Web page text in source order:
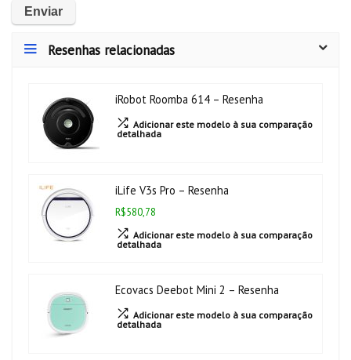
Resenhas relacionadas
iRobot Roomba 614 – Resenha
Adicionar este modelo à sua comparação
detalhada
iLife V3s Pro – Resenha
R$580,78
Adicionar este modelo à sua comparação
detalhada
Ecovacs Deebot Mini 2 – Resenha
Adicionar este modelo à sua comparação
detalhada